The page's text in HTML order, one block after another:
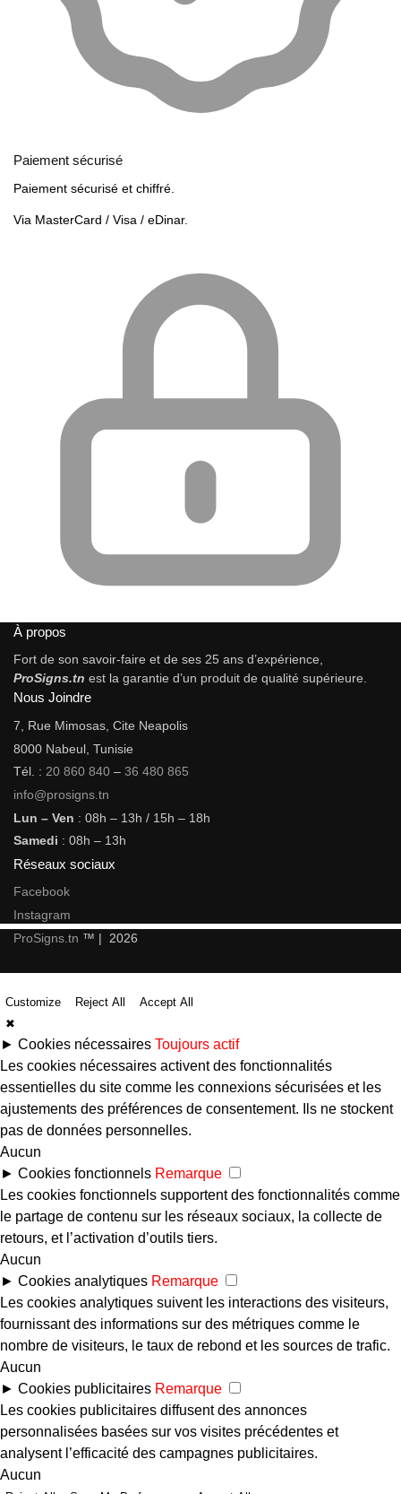
Paiement sécurisé
Paiement sécurisé et chiffré.
Via MasterCard / Visa / eDinar.
À propos
Fort de son savoir-faire et de ses 25 ans d’expérience,
ProSigns.tn est la garantie d’un produit de qualité supérieure.
Nous Joindre
7, Rue Mimosas, Cite Neapolis
8000 Nabeul, Tunisie
Tél. : 20 860 840 – 36 480 865
info@prosigns.tn
Lun – Ven : 08h – 13h / 15h – 18h
Samedi : 08h – 13h
Réseaux sociaux
Facebook
Instagram
ProSigns.tn ™ | 2026
Customize Reject All
Accept All
✖
► Cookies nécessaires Toujours actif
Les cookies nécessaires activent des fonctionnalités
essentielles du site comme les connexions sécurisées et les
ajustements des préférences de consentement. Ils ne stockent
pas de données personnelles.
Aucun
► Cookies fonctionnels Remarque
Les cookies fonctionnels supportent des fonctionnalités comme
le partage de contenu sur les réseaux sociaux, la collecte de
retours, et l’activation d’outils tiers.
Aucun
► Cookies analytiques Remarque
Les cookies analytiques suivent les interactions des visiteurs,
fournissant des informations sur des métriques comme le
nombre de visiteurs, le taux de rebond et les sources de trafic.
Aucun
► Cookies publicitaires Remarque
Les cookies publicitaires diffusent des annonces
personnalisées basées sur vos visites précédentes et
analysent l’efficacité des campagnes publicitaires.
Aucun